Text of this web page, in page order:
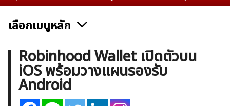
ค้นหา
สำหรับ:
เลือกเมนูหลัก
ข่าวฟอเร็กซ์และสกุลเงิน คริปโตเคอร์เรนซี
ฟรีซิกแนล รายวัน
บทวิเคราะห์
เศรษฐกิจทั่วไป ดัชนี-หุ้น
พันธบัตร
สินค้าโภคภัณฑ์
โบรกเกอร์ FX
Robinhood Wallet เปิดตัวบน
iOS พร้อมวางแผนรองรับ
Android